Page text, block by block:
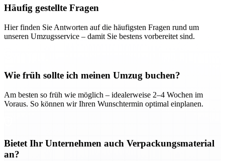
Häufig gestellte Fragen
Hier finden Sie Antworten auf die häufigsten Fragen rund um
unseren Umzugsservice – damit Sie bestens vorbereitet sind.
Wie früh sollte ich meinen Umzug buchen?
Am besten so früh wie möglich – idealerweise 2–4 Wochen im
Voraus. So können wir Ihren Wunschtermin optimal einplanen.
Bietet Ihr Unternehmen auch Verpackungsmaterial
an?